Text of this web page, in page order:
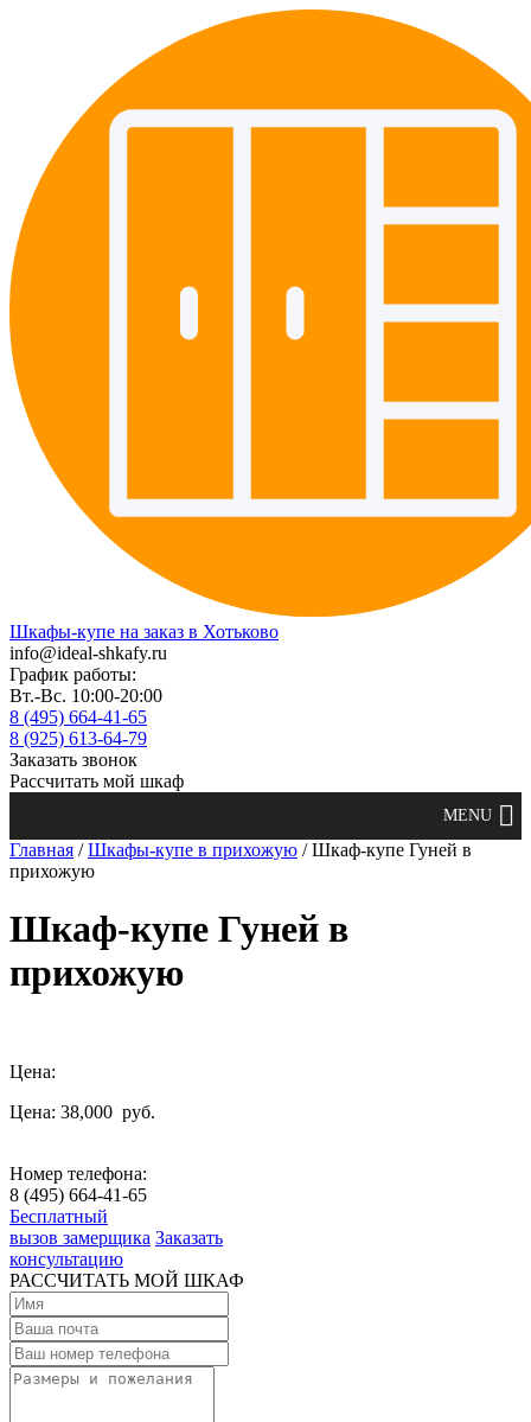
Шкафы-купе на заказ в Хотьково
info@ideal-shkafy.ru
График работы:
Вт.-Вс. 10:00-20:00
8 (495) 664-41-65
8 (925) 613-64-79
Заказать звонок
Рассчитать мой шкаф
Главная /Шкафы-купе в прихожую / Шкаф-купе Гуней в
прихожую
Шкаф-купе Гуней в
прихожую
Цена:
Цена: 38,000 руб.
Номер телефона:
8 (495) 664-41-65
Бесплатный
вызов замерщика Заказать
консультацию
РАССЧИТАТЬ МОЙ ШКАФ